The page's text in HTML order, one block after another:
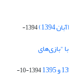
1394-
مرتبط با "بازی‌های
1394-10-